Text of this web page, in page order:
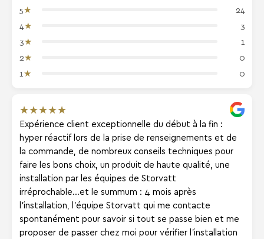
5★
24
4★
3
3★
1
2★
0
1 ★ 0
★★★★★
Expérience client exceptionnelle du début à la fin :
hyper réactif lors de la prise de renseignements et de
la commande, de nombreux conseils techniques pour
faire les bons choix, un produit de haute qualité, une
installation par les équipes de Storvatt
irréprochable...et le summum : 4 mois après
l'installation, l'équipe Storvatt qui me contacte
spontanément pour savoir si tout se passe bien et me
proposer de passer chez moi pour vérifier l'installation